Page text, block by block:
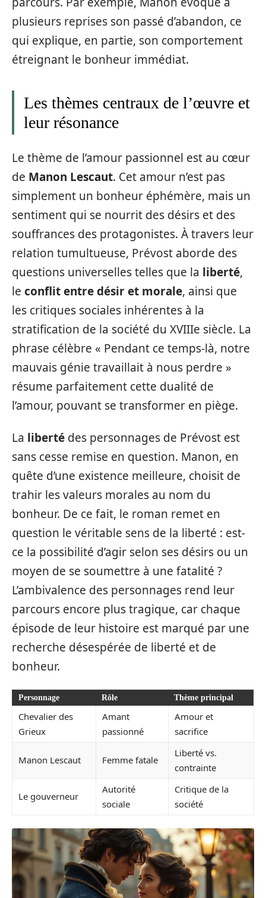
plusieurs reprises son passé d’abandon, ce
qui explique, en partie, son comportement
étreignant le bonheur immédiat.
Les thèmes centraux de l’œuvre et
leur résonance
Le thème de l’amour passionnel est au cœur
de Manon Lescaut. Cet amour n’est pas
simplement un bonheur éphémère, mais un
sentiment qui se nourrit des désirs et des
souffrances des protagonistes. À travers leur
relation tumultueuse, Prévost aborde des
questions universelles telles que la liberté,
le conflit entre désir et morale, ainsi que
les critiques sociales inhérentes à la
stratification de la société du XVIIIe siècle. La
phrase célèbre « Pendant ce temps-là, notre
mauvais génie travaillait à nous perdre »
résume parfaitement cette dualité de
l’amour, pouvant se transformer en piège.
La liberté des personnages de Prévost est
sans cesse remise en question. Manon, en
quête d’une existence meilleure, choisit de
trahir les valeurs morales au nom du
bonheur. De ce fait, le roman remet en
question le véritable sens de la liberté : est-
ce la possibilité d’agir selon ses désirs ou un
moyen de se soumettre à une fatalité ?
L’ambivalence des personnages rend leur
parcours encore plus tragique, car chaque
épisode de leur histoire est marqué par une
recherche désespérée de liberté et de
bonheur.
Personnage Rôle Thème principal
Chevalier des
Grieux
Amant
passionné
Amour et
sacrifice
Manon Lescaut Femme fatale
Liberté vs.
contrainte
Le gouverneur
Autorité
sociale
Critique de la
société